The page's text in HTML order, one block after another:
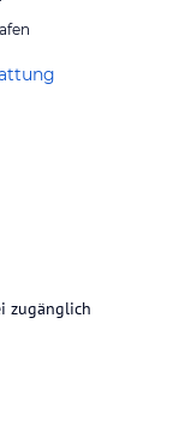
zugänglich